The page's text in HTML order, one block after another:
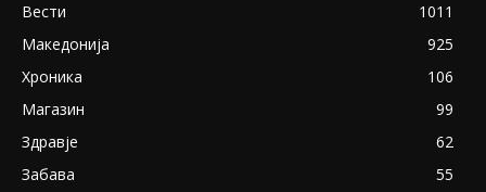
Вести
1011
Македонија
925
Хроника
106
Магазин
99
Здравје
62
Забава
55